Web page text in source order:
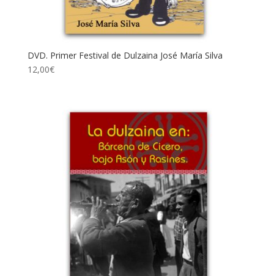
DVD. Primer Festival de Dulzaina José María Silva
12,00€